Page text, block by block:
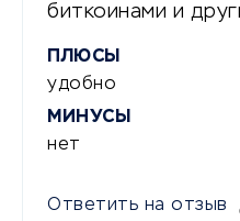
биткоинами и
ПЛЮСЫ
удобно
МИНУСЫ
нет
Ответить на отзыв